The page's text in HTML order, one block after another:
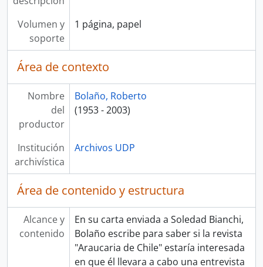
Volumen y
soporte
1 página, papel
Área de contexto
Nombre
del
productor
Bolaño, Roberto
(1953 - 2003)
Institución
archivística
Archivos UDP
Área de contenido y estructura
Alcance y
contenido
En su carta enviada a Soledad Bianchi,
Bolaño escribe para saber si la revista
"Araucaria de Chile" estaría interesada
en que él llevara a cabo una entrevista